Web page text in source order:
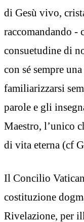
di Gesù vivo,
raccomandando -
consuetudine di
con sé sempre
familiarizzarsi
parole e gli
Maestro, l’unico
di vita eterna (cf
Il Concilio
costituzione
Rivelazione, per